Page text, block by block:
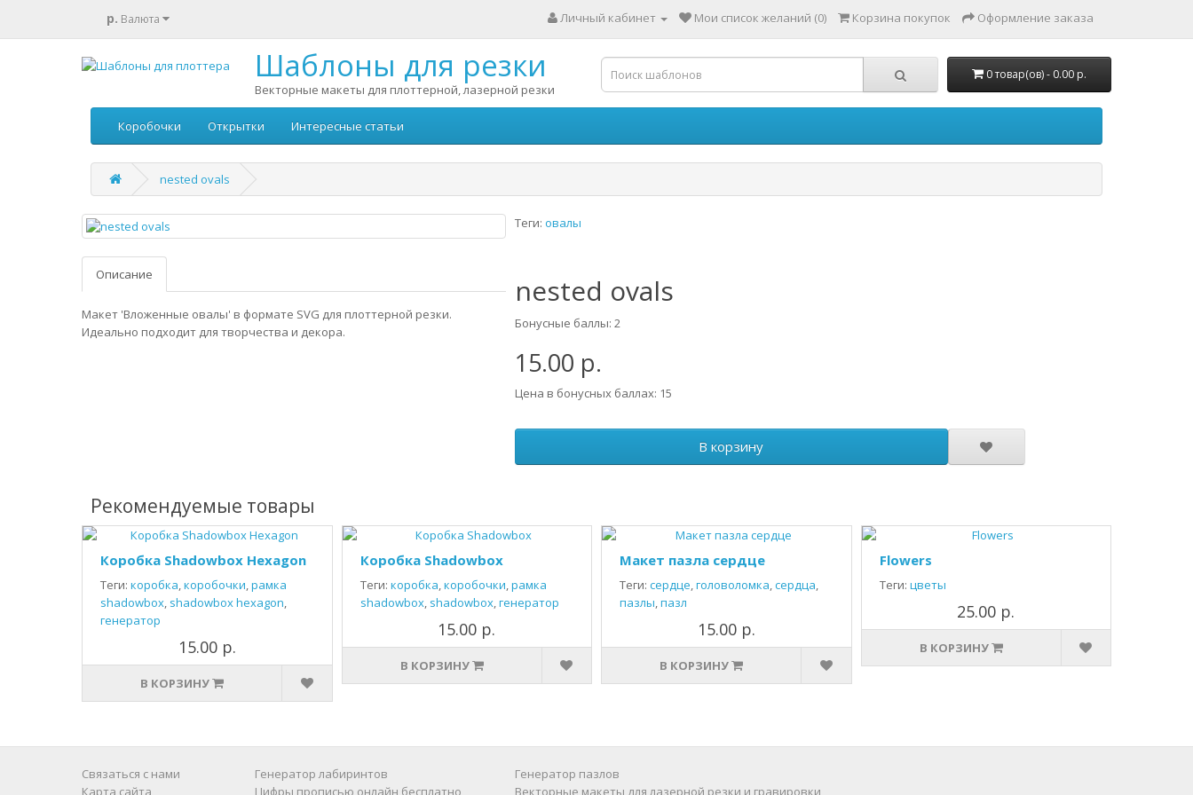
р. Валюта Личный кабинет Мои список желаний (0) Корзина покупок Оформление заказа
Шаблоны для резки
Векторные макеты для плоттерной, лазерной резки
0 товар(ов) - 0.00 р.
Коробочки Открытки Интересные статьи
nested ovals
Описание
Макет 'Вложенные овалы' в формате SVG для плоттерной резки.
Идеально подходит для творчества и декора.
Теги: овалы
nested ovals
Бонусные баллы: 2
15.00 р.
Цена в бонусных баллах: 15
В корзину
Рекомендуемые товары
Коробка Shadowbox Hexagon
Теги: коробка,коробочки,рамка
shadowbox, shadowbox hexagon,
генератор
15.00 р.
В КОРЗИНУ
Коробка Shadowbox
Теги: коробка,коробочки,рамка
shadowbox, shadowbox,генератор
15.00 р.
В КОРЗИНУ
Макет пазла сердце
Теги: сердце,головоломка,сердца,
пазлы,пазл
15.00 р.
В КОРЗИНУ
Flowers
Теги: цветы
25.00 р.
В КОРЗИНУ
Связаться с нами
Карта сайта
Генератор лабиринтов
Цифры прописью онлайн бесплатно
Генератор пазлов
Векторные макеты для лазерной резки и гравировки